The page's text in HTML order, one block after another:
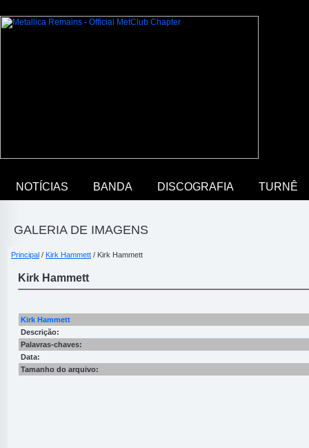
NOTÍCIAS BANDA DISCOGRAFIA TURNÊ
GALERIA DE IMAGENS
Principal / Kirk Hammett / Kirk Hammett
Kirk Hammett
Kirk Hammett
Descrição:
Palavras-chaves:
Data:
Tamanho do arquivo: